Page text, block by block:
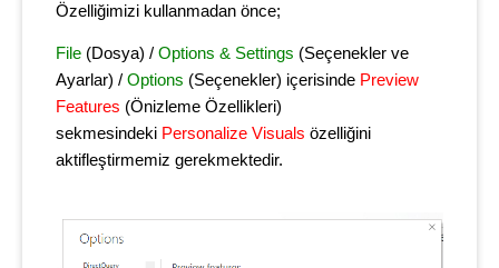
Özelliğimizi kullanmadan önce;
File (Dosya) / Options & Settings (Seçenekler ve
Ayarlar) / Options (Seçenekler) içerisinde Preview
Features (Önizleme Özellikleri)
sekmesindeki Personalize Visuals özelliğini
aktifleştirmemiz gerekmektedir.